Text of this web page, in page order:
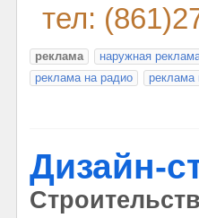
тел:
реклама наружная
реклама на радио
реклама
Дизайн-